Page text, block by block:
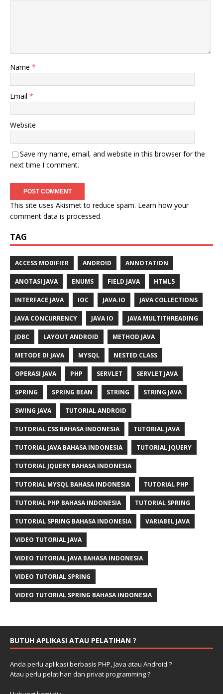
Name *
Email *
Website
Save my name, email, and website in this browser for the
next time I comment.
This site uses Akismet to reduce spam. Learn how your
comment data is processed.
TAG
ACCESS MODIFIER ANDROID ANNOTATION
ANOTASI JAVA ENUMS FIELD JAVA HTML5
INTERFACE JAVA IOC JAVA.IO JAVA COLLECTIONS
JAVA CONCURRENCY JAVA IO JAVA MULTITHREADING
JDBC LAYOUT ANDROID METHOD JAVA
METODE DI JAVA MYSQL NESTED CLASS
OPERASI JAVA PHP SERVLET SERVLET JAVA
SPRING SPRING BEAN STRING STRING JAVA
SWING JAVA TUTORIAL ANDROID
TUTORIAL CSS BAHASA INDONESIA TUTORIAL JAVA
TUTORIAL JAVA BAHASA INDONESIA TUTORIAL JQUERY
TUTORIAL JQUERY BAHASA INDONESIA
TUTORIAL MYSQL BAHASA INDONESIA TUTORIAL PHP
TUTORIAL PHP BAHASA INDONESIA TUTORIAL SPRING
TUTORIAL SPRING BAHASA INDONESIA VARIABEL JAVA
VIDEO TUTORIAL JAVA
VIDEO TUTORIAL JAVA BAHASA INDONESIA
VIDEO TUTORIAL SPRING
VIDEO TUTORIAL SPRING BAHASA INDONESIA
BUTUH APLIKASI ATAU PELATIHAN ?
Anda perlu aplikasi berbasis PHP, Java atau Android ?
Atau perlu pelatihan dan privat programming ?